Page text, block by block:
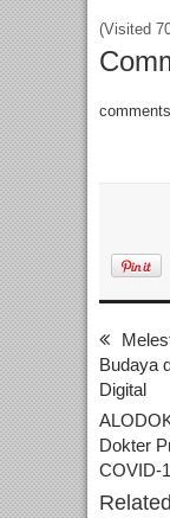
(Visited
comments
Budaya
Digital
Dokter
COVID-